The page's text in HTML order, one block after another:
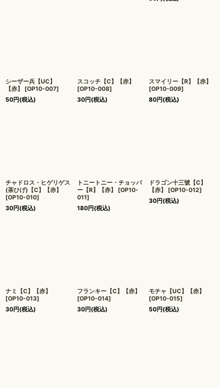
シーザー兵【UC】
【赤】
[OP10-007]
50円(税込)
スコッチ【C】【赤】
[OP10-008]
30円(税込)
スマイリー【R】【赤】
[OP10-009]
80円(税込)
チャドロス・ヒゲリゲス
(茶ひげ)【C】【赤】
[OP10-010]
30円(税込)
トニートニー・チョッパ
ー【R】【赤】
[OP10-
011]
180円(税込)
ドラゴン十三號【C】
【赤】
[OP10-012]
30円(税込)
ナミ【C】【赤】
[OP10-013]
30円(税込)
フランキー【C】【赤】
[OP10-014]
30円(税込)
モチャ【UC】【赤】
[OP10-015]
50円(税込)